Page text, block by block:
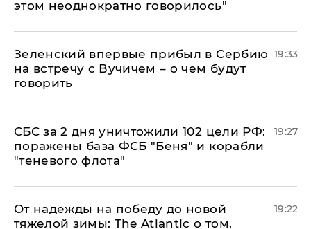
этом неоднократно говорилось"
Зеленский впервые прибыл в Сербию
на встречу с Вучичем – о чем будут
говорить
19:33
СБС за 2 дня уничтожили 102 цели РФ:
поражены база ФСБ "Беня" и корабли
"теневого флота"
19:27
От надежды на победу до новой
тяжелой зимы: The Atlantic о том,
19:22